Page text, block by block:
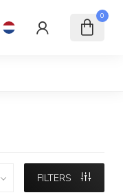
0
FILTERS